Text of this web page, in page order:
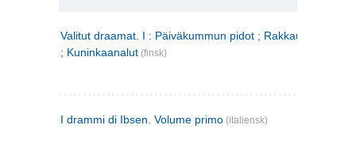
Valitut draamat. I : Päiväkummun pidot ; Rakkauden
; Kuninkaanalut (finsk)
I drammi di Ibsen. Volume primo (italiensk)